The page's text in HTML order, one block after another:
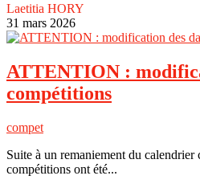
Laetitia HORY
31 mars 2026
ATTENTION :
compétitions
compet
Suite à un remaniement du
compétitions ont été...